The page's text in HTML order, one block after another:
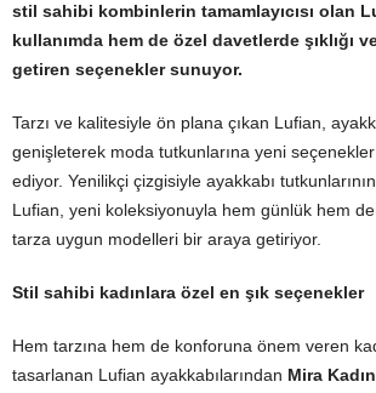
stil sahibi kombinlerin tamamlayıcısı olan
kullanımda hem de özel davetlerde şıklığı
getiren seçenekler sunuyor.
Tarzı ve kalitesiyle ön plana çıkan Lufian,
genişleterek moda tutkunlarına yeni
ediyor. Yenilikçi çizgisiyle ayakkabı
Lufian, yeni koleksiyonuyla hem günlük hem
tarza uygun modelleri bir araya getiriyor.
Stil sahibi kadınlara özel en şık seçenekler
Hem tarzına hem de konforuna önem veren
tasarlanan Lufian ayakkabılarından Mira